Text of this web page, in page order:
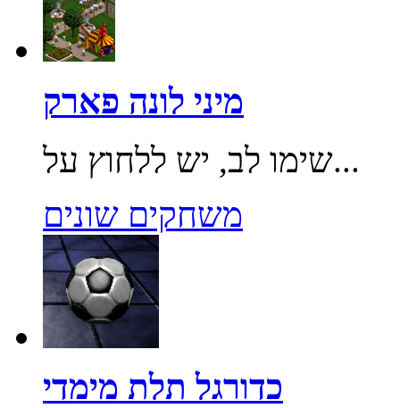
מיני לונה פארק
שימו לב, יש ללחוץ על...
משחקים שונים
כדורגל תלת מימדי